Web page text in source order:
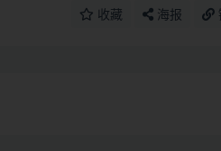
收藏 海报